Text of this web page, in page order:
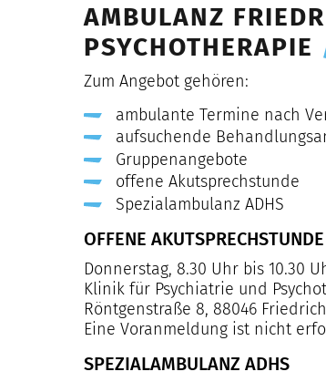
AMBULANZ
PSYCHOTHERAPIE
Zum Angebot gehören:
ambulante Termine nach
aufsuchende
Gruppenangebote
offene Akutsprechstunde
Spezialambulanz ADHS
OFFENE
Donnerstag, 8.30 Uhr bis 10.30
Klinik für Psychiatrie und
Röntgenstraße 8, 88046
Eine Voranmeldung ist nicht
SPEZIALAMBULANZ ADHS